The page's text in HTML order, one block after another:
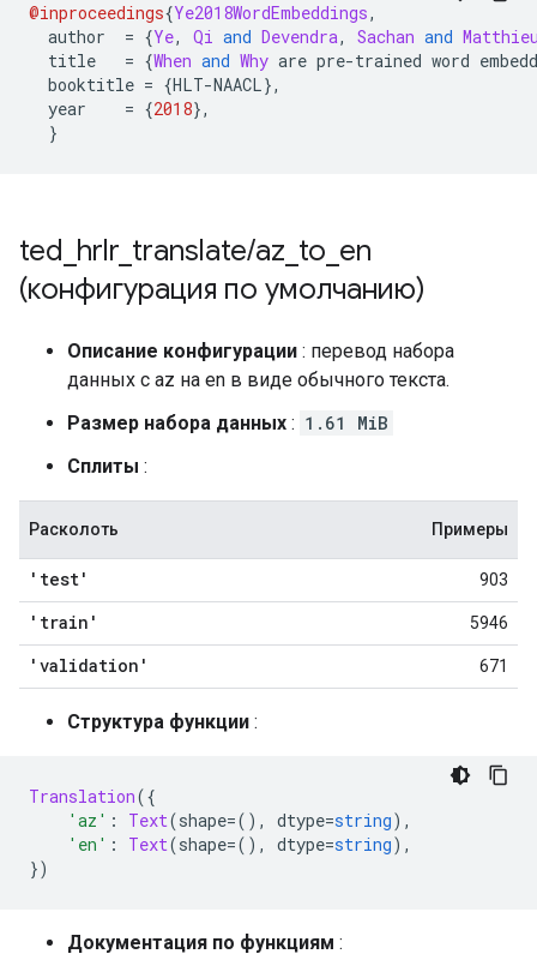
@inproceedings{Ye2018WordEmbeddings,
author = {Ye, Qi and Devendra, Sachan and
title = {When and Why are pre-trained word
booktitle = {HLT-NAACL},
year = {2018},
}
ted hrlr translate/az to en
(конфигурация по умолчанию)
Описание конфигурации : перевод набора
данных с az на en в виде обычного текста.
Размер набора данных : 1.61 MiB
Сплиты :
Расколоть Примеры
'test' 903
'train' 5946
'validation' 671
Структура функции :
Translation({
'az' : Text(shape=(), dtype=string),
'en' : Text(shape=(), dtype=string),
})
Документация по функциям :